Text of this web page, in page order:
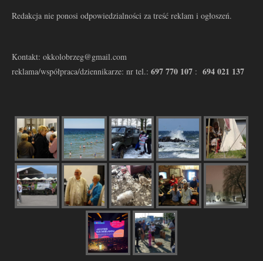
Redakcja nie ponosi odpowiedzialności za treść reklam i ogłoszeń.
Kontakt: okkolobrzeg@gmail.com
reklama/współpraca/dziennikarze: nr tel.: 697 770 107 : 694 021 137